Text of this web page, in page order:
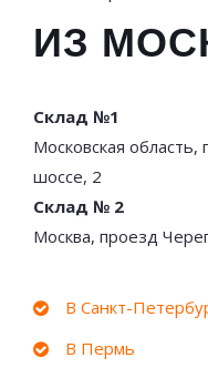
ИЗ
Склад №1
Московская
шоссе, 2
Склад № 2
Москва, проезд
В Санкт-
В Пермь